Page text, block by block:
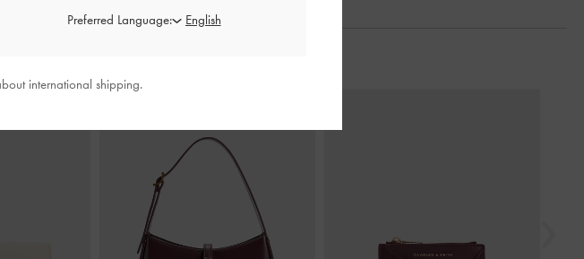
Preferred Language:
international shipping.